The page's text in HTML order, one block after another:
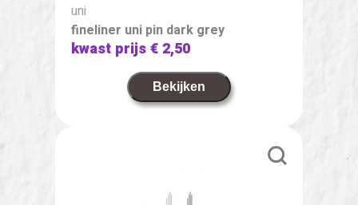
uni
fineliner uni pin dark grey
kwast prijs€ 2,50
Bekijken